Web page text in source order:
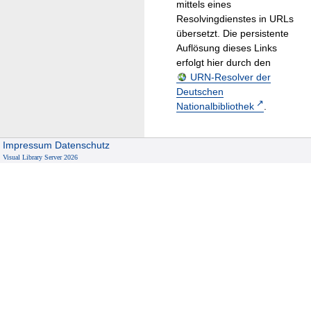
mittels eines
Resolvingdienstes in URLs
übersetzt. Die persistente
Auflösung dieses Links
erfolgt hier durch den
URN-Resolver der
Deutschen
Nationalbibliothek
.
Impressum Datenschutz
Visual Library Server 2026